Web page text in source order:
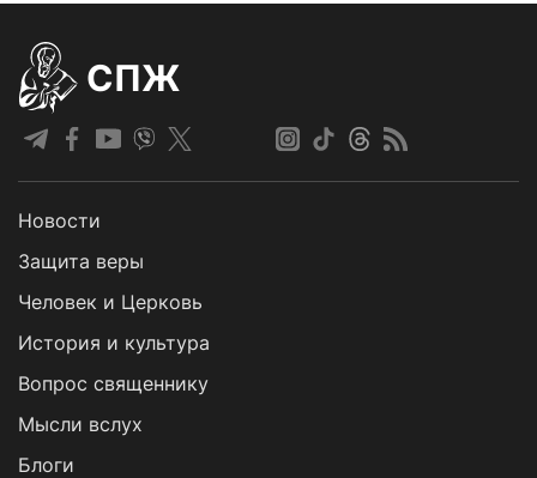
СПЖ
Новости
Защита веры
Человек и Церковь
История и культура
Вопрос священнику
Мысли вслух
Блоги